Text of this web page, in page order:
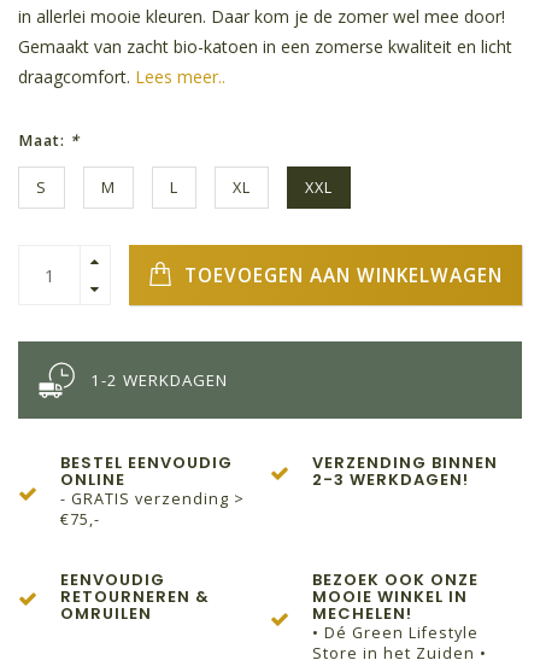
in allerlei mooie kleuren. Daar kom je de zomer wel mee door!
Gemaakt van zacht bio-katoen in een zomerse kwaliteit en licht
draagcomfort. Lees meer..
Maat: *
S M L XL XXL
TOEVOEGEN AAN WINKELWAGEN
1-2 WERKDAGEN
BESTEL EENVOUDIG
ONLINE
- GRATIS verzending >
€75,-
VERZENDING BINNEN
2-3 WERKDAGEN!
EENVOUDIG
RETOURNEREN &
OMRUILEN
BEZOEK OOK ONZE
MOOIE WINKEL IN
MECHELEN!
• Dé Green Lifestyle
Store in het Zuiden •